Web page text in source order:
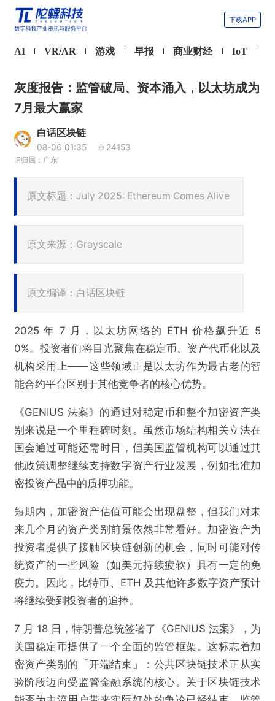
下载APP
AI VR/AR 游戏 早报 商业财经 IoT
灰度报告：监管破局、资本涌入，以太坊成为
7月最大赢家
白话区块链
08-06 01:35 24153
IP归属：广东
原文标题：July 2025: Ethereum Comes Alive
原文来源：Grayscale
原文编译：白话区块链
2025 年 7 月，以太坊网络的 ETH 价格飙升近 5
0%。投资者们将目光聚焦在稳定币、资产代币化以及
机构采用上——这些领域正是以太坊作为最古老的智
能合约平台区别于其他竞争者的核心优势。
《GENIUS 法案》的通过对稳定币和整个加密资产类
别来说是一个里程碑时刻。虽然市场结构相关立法在
国会通过可能还需时日，但美国监管机构可以通过其
他政策调整继续支持数字资产行业发展，例如批准加
密投资产品中的质押功能。
短期内，加密资产估值可能会出现盘整，但我们对未
来几个月的资产类别前景依然非常看好。加密资产为
投资者提供了接触区块链创新的机会，同时可能对传
统资产的一些风险（如美元持续疲软）具有一定的免
疫力。因此，比特币、ETH 及其他许多数字资产预计
将继续受到投资者的追捧。
7 月 18 日，特朗普总统签署了《GENIUS 法案》，为
美国稳定币提供了一个全面的监管框架。这标志着加
密资产类别的「开端结束」：公共区块链技术正从实
验阶段迈向受监管金融系统的核心。关于区块链技术